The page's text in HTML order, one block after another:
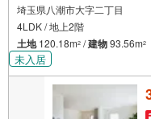
埼玉県八潮市大字二丁目
4LDK / 地上2階
土地120.18m2 /建物93.56m2
未入居